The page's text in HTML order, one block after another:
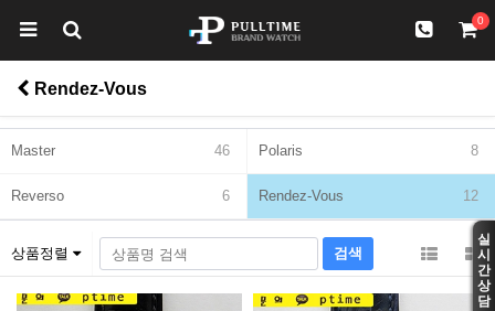
실
시
간
상
담
0
Rendez-Vous
Master 46 Polaris 8
Reverso 6 Rendez-Vous 12
상품정렬